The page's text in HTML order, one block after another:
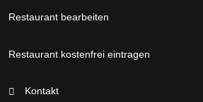
Restaurant bearbeiten
Restaurant kostenfrei eintragen
Kontakt